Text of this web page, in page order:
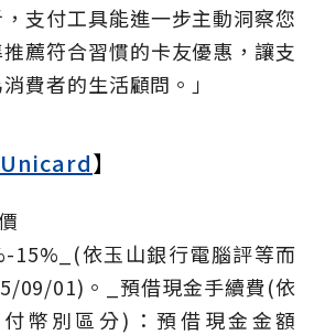
支付工具能進一步主動洞察您
薦符合習慣的卡友優惠，讓支
費者的生活顧問。」
】
15%_(依玉山銀行電腦評等而
09/01)。_預借現金手續費(依
幣別區分)：預借現金金額